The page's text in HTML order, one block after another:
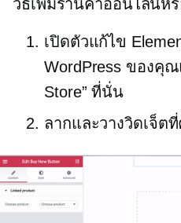
วิธีเพิ่มร้านค้าออนไลน์ห
เปิดตัวแก้ไข
WordPress ของคุ
Store” ที่นั่น
ลากและวางวิดเจ็ต